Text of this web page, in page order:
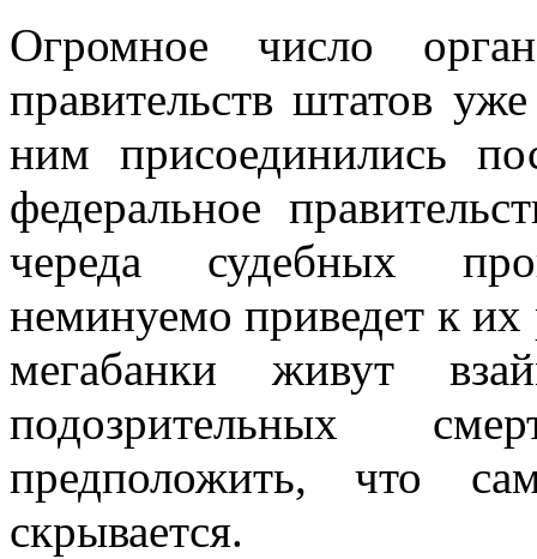
Огромное число
правительств штатов
ним присоединились
федеральное
череда судебных
неминуемо приведет к
мегабанки живут
подозрительных
предположить, что
скрывается.